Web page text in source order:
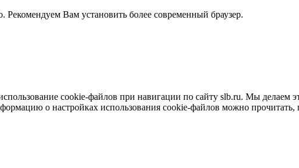
Рекомендуем Вам установить более современный браузер.
cookie-файлов при навигации по сайту slb.ru. Мы делаем
о настройках использования cookie-файлов можно прочитать,